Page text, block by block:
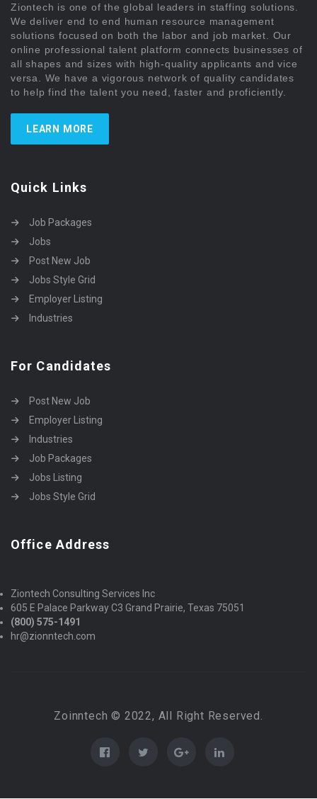
Ziontech is one of the global leaders in staffing solutions.
We deliver end to end human resource management
solutions focused on both the labor and job market. Our
online professional talent platform connects businesses of
all shapes and sizes with high-quality applicants and vice
versa. We have a vigorous network of quality candidates
to help find the talent you need, faster and proficiently.
LEARN MORE
Quick Links
Job Packages
Jobs
Post New Job
Jobs Style Grid
Employer Listing
Industries
For Candidates
Post New Job
Employer Listing
Industries
Job Packages
Jobs Listing
Jobs Style Grid
Office Address
Ziontech Consulting Services Inc
605 E Palace Parkway C3 Grand Prairie, Texas 75051
(800) 575-1491
hr@zionntech.com
Zoinntech © 2022, All Right Reserved.